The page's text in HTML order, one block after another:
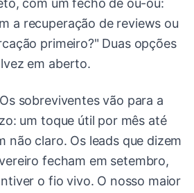
com um fecho de ou-ou:
a recuperação de reviews ou
primeiro?" Duas opções
em aberto.
Os sobreviventes vão para a
um toque útil por mês até
não claro. Os leads que dizem
fecham em setembro,
o fio vivo. O nosso maior